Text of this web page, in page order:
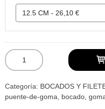
Categoría: BOCADOS Y
puente-de-goma bocado